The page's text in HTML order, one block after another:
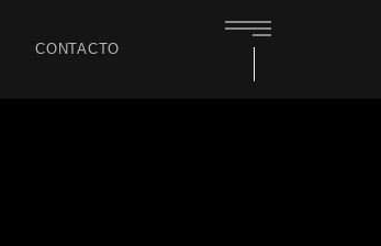
CONTACTO